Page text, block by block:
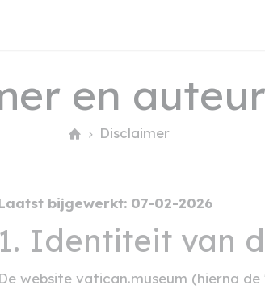
en
Disclaimer
bijgewerkt: 07-02-2026
1. Identiteit van
De website vatican.museum (hierna